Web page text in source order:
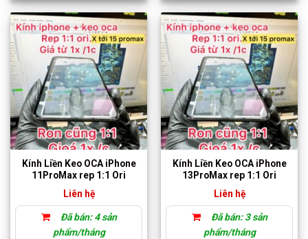
Kính Liền Keo OCA iPhone
11ProMax rep 1:1 Ori
Liên hệ
Đã bán: 4 sản
phẩm/tháng
Kính Liền Keo OCA iPhone
13ProMax rep 1:1 Ori
Liên hệ
Đã bán: 3 sản
phẩm/tháng